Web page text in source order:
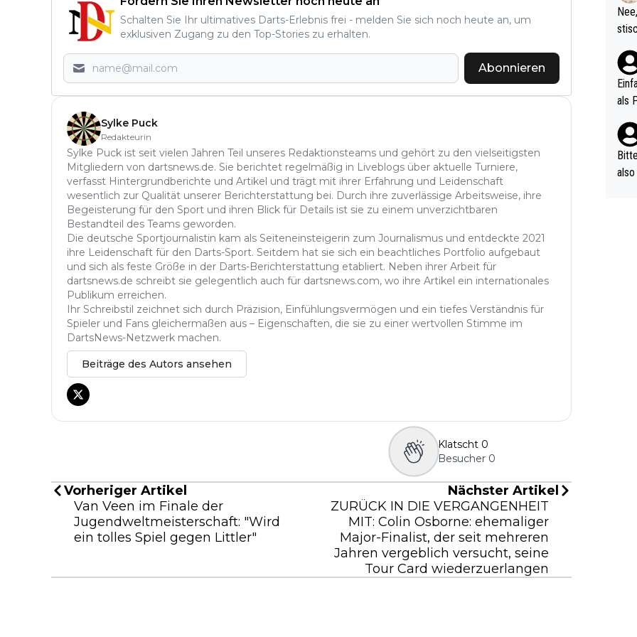
Schalten Sie Ihr ultimatives Darts-Erlebnis frei - melden Sie sich noch heute an, um
exklusiven Zugang zu den Top-Stories zu erhalten.
Abonnieren
Sylke Puck
Redakteurin
Sylke Puck ist seit vielen Jahren Teil unseres Redaktionsteams und gehört zu den vielseitigsten
Mitgliedern von dartsnews.de. Sie berichtet regelmäßig in Liveblogs über aktuelle Turniere,
verfasst Hintergrundberichte und Artikel und trägt mit ihrer Erfahrung und Leidenschaft
wesentlich zur Qualität unserer Berichterstattung bei. Durch ihre zuverlässige Arbeitsweise, ihre
Begeisterung für den Sport und ihren Blick für Details ist sie zu einem unverzichtbaren
Bestandteil des Teams geworden.
Die deutsche Sportjournalistin kam als Seiteneinsteigerin zum Journalismus und entdeckte 2021
ihre Leidenschaft für den Darts-Sport. Seitdem hat sie sich ein beachtliches Portfolio aufgebaut
und sich als feste Größe in der Darts-Berichterstattung etabliert. Neben ihrer Arbeit für
dartsnews.de schreibt sie gelegentlich auch für dartsnews.com, wo ihre Artikel ein internationales
Publikum erreichen.
Ihr Schreibstil zeichnet sich durch Präzision, Einfühlungsvermögen und ein tiefes Verständnis für
Spieler und Fans gleichermaßen aus – Eigenschaften, die sie zu einer wertvollen Stimme im
DartsNews-Netzwerk machen.
Beiträge des Autors ansehen
Klatscht 0
Besucher 0
Vorheriger Artikel
Van Veen im Finale der
Jugendweltmeisterschaft: "Wird
ein tolles Spiel gegen Littler"
Nächster Artikel
ZURÜCK IN DIE VERGANGENHEIT
MIT: Colin Osborne: ehemaliger
Major-Finalist, der seit mehreren
Jahren vergeblich versucht, seine
Tour Card wiederzuerlangen
(in
als
nes
ttler
vV
als